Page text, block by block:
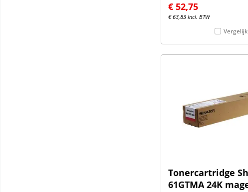
€ 52,75
€63,83 Incl. BTW
Tonercartridge
61GTMA 24K